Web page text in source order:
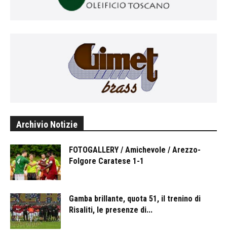
Archivio Notizie
FOTOGALLERY / Amichevole / Arezzo-
Folgore Caratese 1-1
Gamba brillante, quota 51, il trenino di
Risaliti, le presenze di...